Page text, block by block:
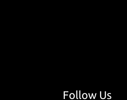
Follow Us